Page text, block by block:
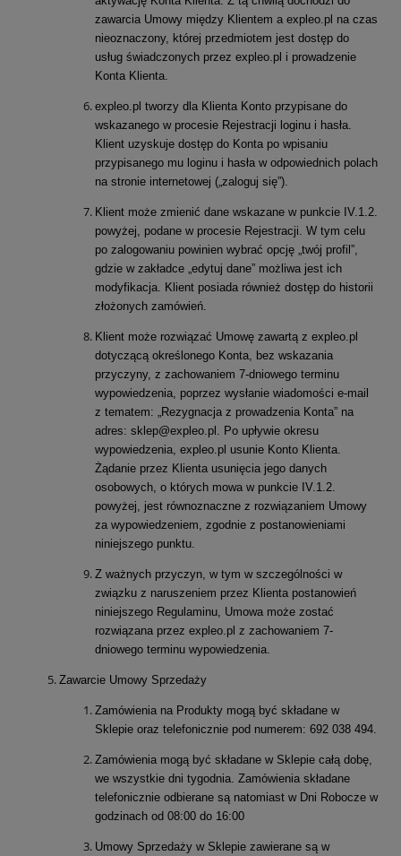
zawarcia Umowy między Klientem a expleo.pl na czas
nieoznaczony, której przedmiotem jest dostęp do
usług świadczonych przez expleo.pl i prowadzenie
Konta Klienta.
expleo.pl tworzy dla Klienta Konto przypisane do
wskazanego w procesie Rejestracji loginu i hasła.
Klient uzyskuje dostęp do Konta po wpisaniu
przypisanego mu loginu i hasła w odpowiednich polach
na stronie internetowej („zaloguj się”).
Klient może zmienić dane wskazane w punkcie IV.1.2.
powyżej, podane w procesie Rejestracji. W tym celu
po zalogowaniu powinien wybrać opcję „twój profil”,
gdzie w zakładce „edytuj dane” możliwa jest ich
modyfikacja. Klient posiada również dostęp do historii
złożonych zamówień.
Klient może rozwiązać Umowę zawartą z expleo.pl
dotyczącą określonego Konta, bez wskazania
przyczyny, z zachowaniem 7-dniowego terminu
wypowiedzenia, poprzez wysłanie wiadomości e-mail
z tematem: „Rezygnacja z prowadzenia Konta” na
adres: sklep@expleo.pl. Po upływie okresu
wypowiedzenia, expleo.pl usunie Konto Klienta.
Żądanie przez Klienta usunięcia jego danych
osobowych, o których mowa w punkcie IV.1.2.
powyżej, jest równoznaczne z rozwiązaniem Umowy
za wypowiedzeniem, zgodnie z postanowieniami
niniejszego punktu.
Z ważnych przyczyn, w tym w szczególności w
związku z naruszeniem przez Klienta postanowień
niniejszego Regulaminu, Umowa może zostać
rozwiązana przez expleo.pl z zachowaniem 7-
dniowego terminu wypowiedzenia.
Zawarcie Umowy Sprzedaży
Zamówienia na Produkty mogą być składane w
Sklepie oraz telefonicznie pod numerem: 692 038 494.
Zamówienia mogą być składane w Sklepie całą dobę,
we wszystkie dni tygodnia. Zamówienia składane
telefonicznie odbierane są natomiast w Dni Robocze w
godzinach od 08:00 do 16:00
Umowy Sprzedaży w Sklepie zawierane są w